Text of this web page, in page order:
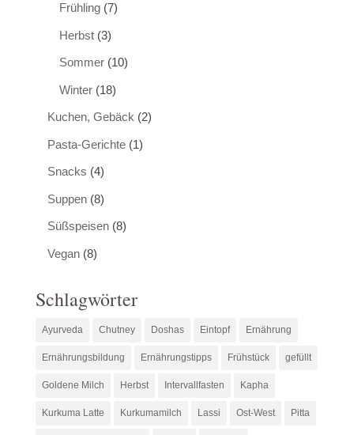
Frühling(7)
Herbst(3)
Sommer(10)
Winter(18)
Kuchen, Gebäck (2)
Pasta-Gerichte(1)
Snacks (4)
Suppen(8)
Süßspeisen(8)
Vegan(8)
Schlagwörter
Ayurveda Chutney Doshas Eintopf Ernährung
Ernährungsbildung Ernährungstipps Frühstück gefüllt
Goldene Milch Herbst Intervallfasten Kapha
Kurkuma Latte Kurkumamilch Lassi Ost-West Pitta